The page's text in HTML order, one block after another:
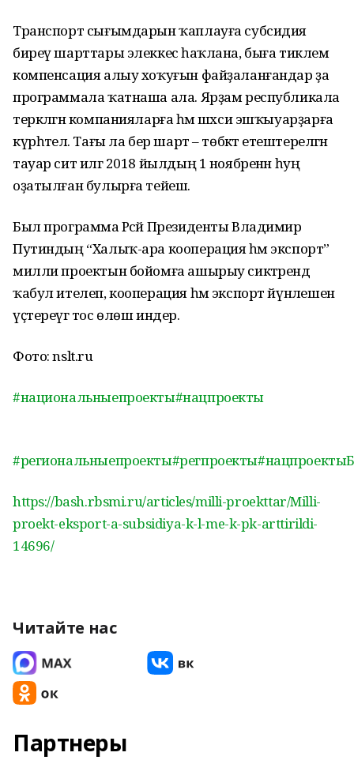
Транспорт сығымдарын ҡаплауға субсидия
биреү шарттары элеккесә һаҡлана, быға тиклем
компенсация алыу хоҡуғын файҙаланғандар ҙа
программала ҡатнаша ала. Ярҙам республикала
теркәлгән компанияларға һәм шәхси эшҡыуарҙарға
күрһәтелә. Тағы ла бер шарт – төбәктә етештерелгән
тауар сит илгә 2018 йылдың 1 ноябренән һуң
оҙатылған булырға тейеш.
Был программа Рәсәй Президенты Владимир
Путиндың “Халыҡ-ара кооперация һәм экспорт”
милли проектын бойомға ашырыу сиктәрендә
ҡабул ителеп, кооперация һәм экспорт йүнәлешен
үҫтереүгә тос өлөш индерә.
Фото: nslt.ru
#национальныепроекты#нацпроекты
#региональныепроекты#регпроекты
https://bash.rbsmi.ru/articles/milli-proekttar/Milli-
proekt-eksport-a-subsidiya-k-l-me-k-pk-arttirildi-
14696/
Читайте нас
Партнеры